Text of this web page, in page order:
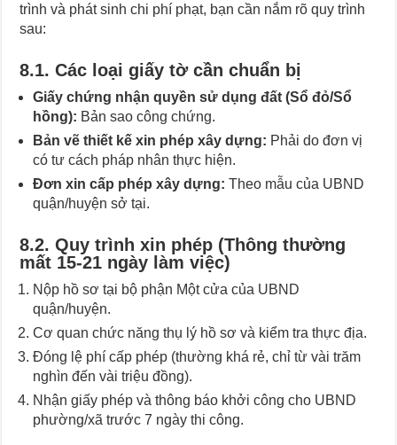
trình và phát sinh chi phí phạt, bạn cần nắm rõ quy trình
sau:
8.1. Các loại giấy tờ cần chuẩn bị
Giấy chứng nhận quyền sử dụng đất (Sổ đỏ/Sổ
hồng): Bản sao công chứng.
Bản vẽ thiết kế xin phép xây dựng: Phải do đơn vị
có tư cách pháp nhân thực hiện.
Đơn xin cấp phép xây dựng: Theo mẫu của UBND
quận/huyện sở tại.
8.2. Quy trình xin phép (Thông thường
mất 15-21 ngày làm việc)
Nộp hồ sơ tại bộ phận Một cửa của UBND
quận/huyện.
Cơ quan chức năng thụ lý hồ sơ và kiểm tra thực địa.
Đóng lệ phí cấp phép (thường khá rẻ, chỉ từ vài trăm
nghìn đến vài triệu đồng).
Nhận giấy phép và thông báo khởi công cho UBND
phường/xã trước 7 ngày thi công.